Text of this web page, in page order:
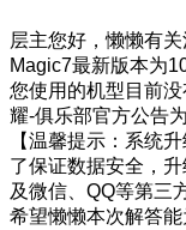
层主您好，懒懒有
Magic7最新版本为
您使用的机型目前
耀-俱乐部官方公告
【温馨提示：系统
了保证数据安全，
及微信、QQ等第三
希望懒懒本次解答